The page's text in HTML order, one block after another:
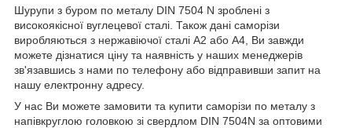
Шурупи з буром по металу DIN 7504 N зроблені з
високоякісної вуглецевої сталі. Також дані саморізи
виробляються з нержавіючої сталі А2 або А4, Ви завжди
можете дізнатися ціну та наявність у наших менеджерів
зв'язавшись з нами по телефону або відправивши запит на
нашу електронну адресу.
У нас Ви можете замовити та купити саморізи по металу з
напівкруглою головкою зі свердлом DIN 7504N за оптовими